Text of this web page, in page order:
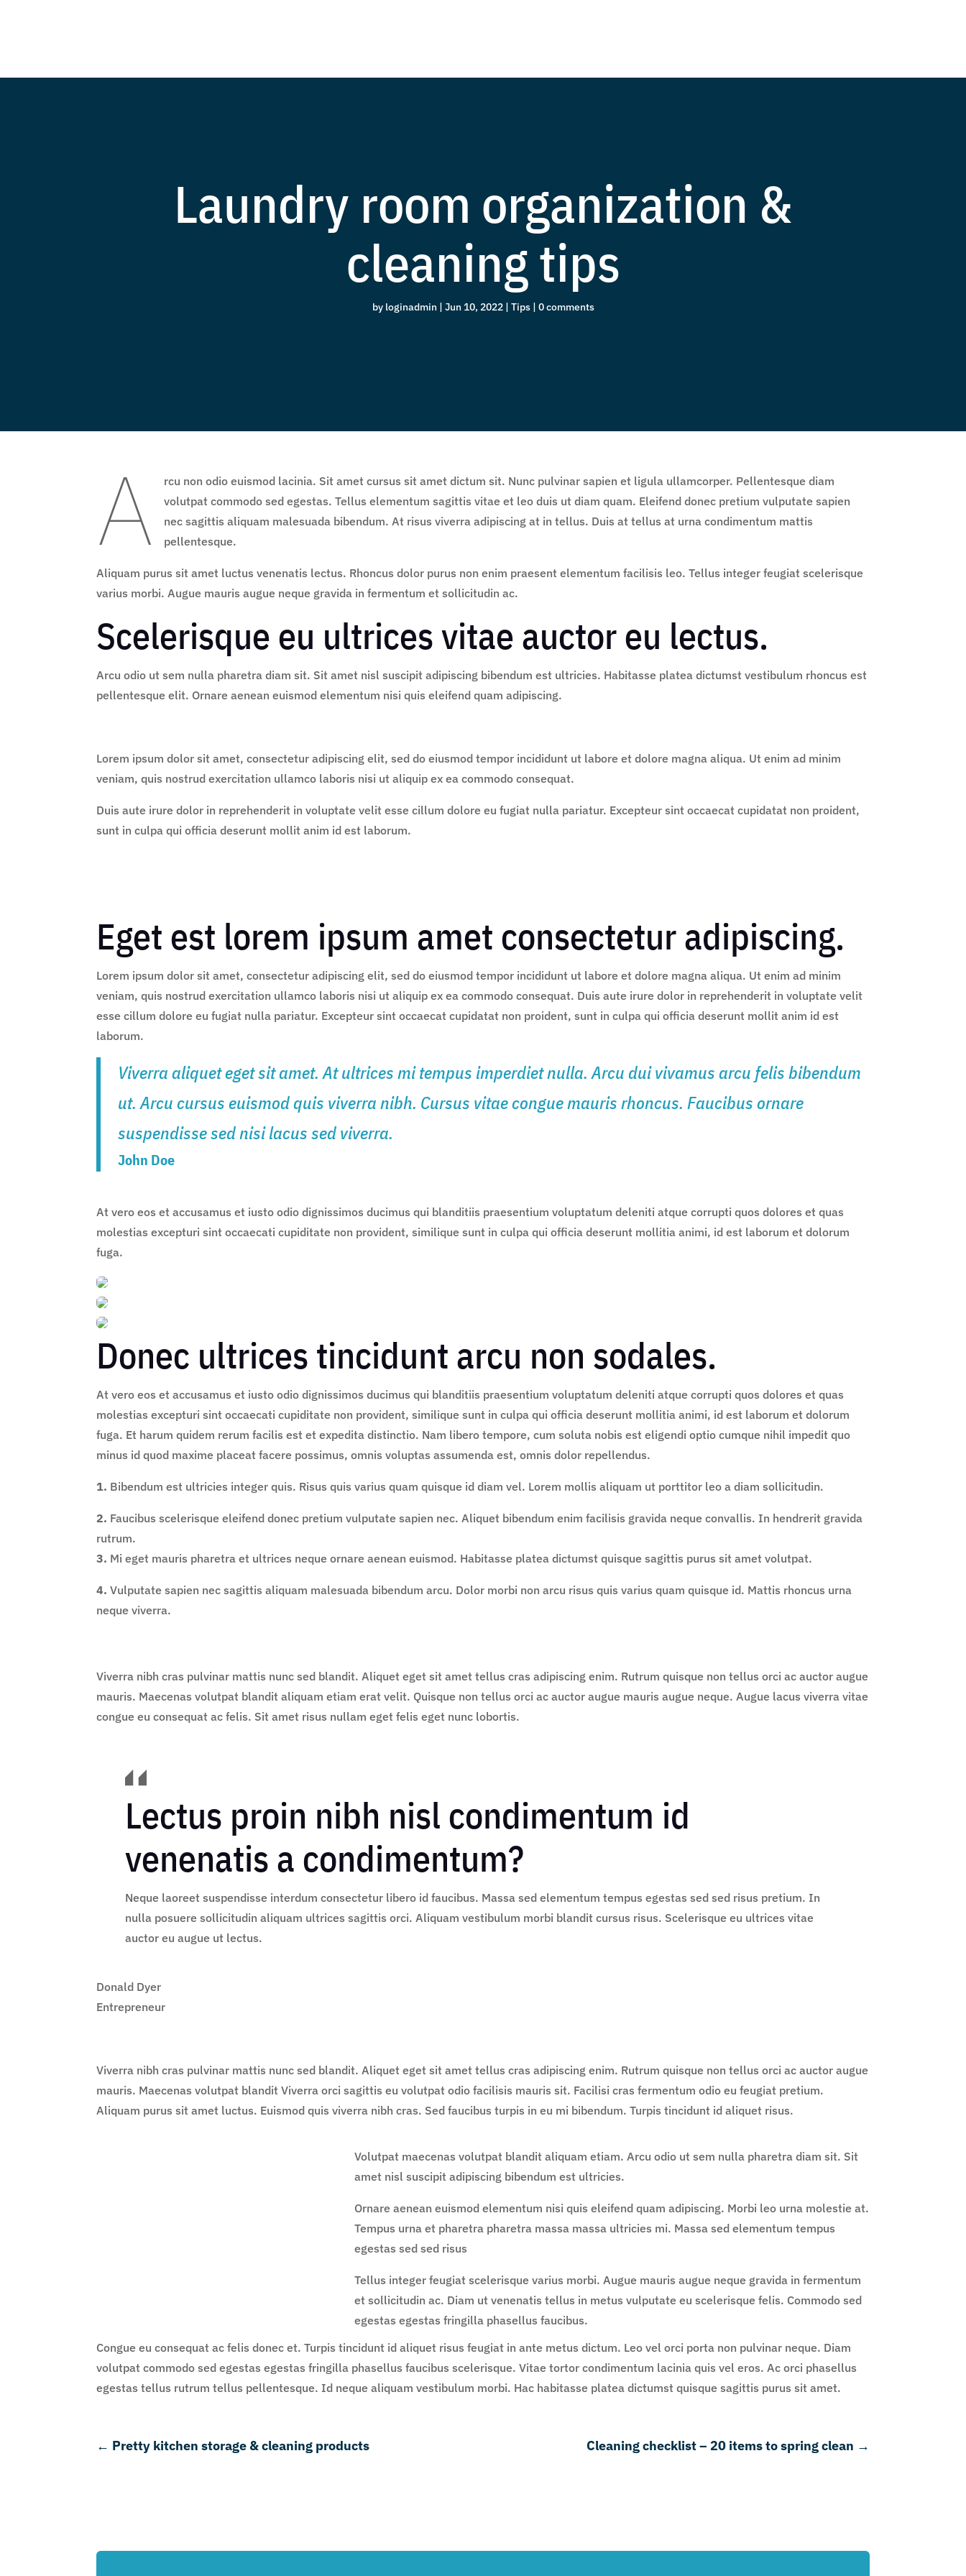
Laundry room organization &
cleaning tips
by loginadmin | Jun 10, 2022| Tips| 0 comments
A
rcu non odio euismod lacinia. Sit amet cursus sit amet dictum sit. Nunc pulvinar sapien et ligula ullamcorper. Pellentesque diam
volutpat commodo sed egestas. Tellus elementum sagittis vitae et leo duis ut diam quam. Eleifend donec pretium vulputate sapien
nec sagittis aliquam malesuada bibendum. At risus viverra adipiscing at in tellus. Duis at tellus at urna condimentum mattis
pellentesque.
Aliquam purus sit amet luctus venenatis lectus. Rhoncus dolor purus non enim praesent elementum facilisis leo. Tellus integer feugiat scelerisque
varius morbi. Augue mauris augue neque gravida in fermentum et sollicitudin ac.
Scelerisque eu ultrices vitae auctor eu lectus.
Arcu odio ut sem nulla pharetra diam sit. Sit amet nisl suscipit adipiscing bibendum est ultricies. Habitasse platea dictumst vestibulum rhoncus est
pellentesque elit. Ornare aenean euismod elementum nisi quis eleifend quam adipiscing.
Lorem ipsum dolor sit amet, consectetur adipiscing elit, sed do eiusmod tempor incididunt ut labore et dolore magna aliqua. Ut enim ad minim
veniam, quis nostrud exercitation ullamco laboris nisi ut aliquip ex ea commodo consequat.
Duis aute irure dolor in reprehenderit in voluptate velit esse cillum dolore eu fugiat nulla pariatur. Excepteur sint occaecat cupidatat non proident,
sunt in culpa qui officia deserunt mollit anim id est laborum.
Eget est lorem ipsum amet consectetur adipiscing.
Lorem ipsum dolor sit amet, consectetur adipiscing elit, sed do eiusmod tempor incididunt ut labore et dolore magna aliqua. Ut enim ad minim
veniam, quis nostrud exercitation ullamco laboris nisi ut aliquip ex ea commodo consequat. Duis aute irure dolor in reprehenderit in voluptate velit
esse cillum dolore eu fugiat nulla pariatur. Excepteur sint occaecat cupidatat non proident, sunt in culpa qui officia deserunt mollit anim id est
laborum.
Viverra aliquet eget sit amet. At ultrices mi tempus imperdiet nulla. Arcu dui vivamus arcu felis bibendum
ut. Arcu cursus euismod quis viverra nibh. Cursus vitae congue mauris rhoncus. Faucibus ornare
suspendisse sed nisi lacus sed viverra.
John Doe
At vero eos et accusamus et iusto odio dignissimos ducimus qui blanditiis praesentium voluptatum deleniti atque corrupti quos dolores et quas
molestias excepturi sint occaecati cupiditate non provident, similique sunt in culpa qui officia deserunt mollitia animi, id est laborum et dolorum
fuga.
Donec ultrices tincidunt arcu non sodales.
At vero eos et accusamus et iusto odio dignissimos ducimus qui blanditiis praesentium voluptatum deleniti atque corrupti quos dolores et quas
molestias excepturi sint occaecati cupiditate non provident, similique sunt in culpa qui officia deserunt mollitia animi, id est laborum et dolorum
fuga. Et harum quidem rerum facilis est et expedita distinctio. Nam libero tempore, cum soluta nobis est eligendi optio cumque nihil impedit quo
minus id quod maxime placeat facere possimus, omnis voluptas assumenda est, omnis dolor repellendus.
1. Bibendum est ultricies integer quis. Risus quis varius quam quisque id diam vel. Lorem mollis aliquam ut porttitor leo a diam sollicitudin.
2. Faucibus scelerisque eleifend donec pretium vulputate sapien nec. Aliquet bibendum enim facilisis gravida neque convallis. In hendrerit gravida
rutrum.
3. Mi eget mauris pharetra et ultrices neque ornare aenean euismod. Habitasse platea dictumst quisque sagittis purus sit amet volutpat.
4.Vulputate sapien nec sagittis aliquam malesuada bibendum arcu. Dolor morbi non arcu risus quis varius quam quisque id. Mattis rhoncus urna
neque viverra.
Viverra nibh cras pulvinar mattis nunc sed blandit. Aliquet eget sit amet tellus cras adipiscing enim. Rutrum quisque non tellus orci ac auctor augue
mauris. Maecenas volutpat blandit aliquam etiam erat velit. Quisque non tellus orci ac auctor augue mauris augue neque. Augue lacus viverra vitae
congue eu consequat ac felis. Sit amet risus nullam eget felis eget nunc lobortis.
Lectus proin nibh nisl condimentum id
venenatis a condimentum?
Neque laoreet suspendisse interdum consectetur libero id faucibus. Massa sed elementum tempus egestas sed sed risus pretium. In
nulla posuere sollicitudin aliquam ultrices sagittis orci. Aliquam vestibulum morbi blandit cursus risus. Scelerisque eu ultrices vitae
auctor eu augue ut lectus.
Donald Dyer
Entrepreneur
Viverra nibh cras pulvinar mattis nunc sed blandit. Aliquet eget sit amet tellus cras adipiscing enim. Rutrum quisque non tellus orci ac auctor augue
mauris. Maecenas volutpat blandit Viverra orci sagittis eu volutpat odio facilisis mauris sit. Facilisi cras fermentum odio eu feugiat pretium.
Aliquam purus sit amet luctus. Euismod quis viverra nibh cras. Sed faucibus turpis in eu mi bibendum. Turpis tincidunt id aliquet risus.
Volutpat maecenas volutpat blandit aliquam etiam. Arcu odio ut sem nulla pharetra diam sit. Sit
amet nisl suscipit adipiscing bibendum est ultricies.
Ornare aenean euismod elementum nisi quis eleifend quam adipiscing. Morbi leo urna molestie at.
Tempus urna et pharetra pharetra massa massa ultricies mi. Massa sed elementum tempus
egestas sed sed risus
Tellus integer feugiat scelerisque varius morbi. Augue mauris augue neque gravida in fermentum
et sollicitudin ac. Diam ut venenatis tellus in metus vulputate eu scelerisque felis. Commodo sed
egestas egestas fringilla phasellus faucibus.
Congue eu consequat ac felis donec et. Turpis tincidunt id aliquet risus feugiat in ante metus dictum. Leo vel orci porta non pulvinar neque. Diam
volutpat commodo sed egestas egestas fringilla phasellus faucibus scelerisque. Vitae tortor condimentum lacinia quis vel eros. Ac orci phasellus
egestas tellus rutrum tellus pellentesque. Id neque aliquam vestibulum morbi. Hac habitasse platea dictumst quisque sagittis purus sit amet.
← Pretty kitchen storage & cleaning products Cleaning checklist – 20 items to spring clean →